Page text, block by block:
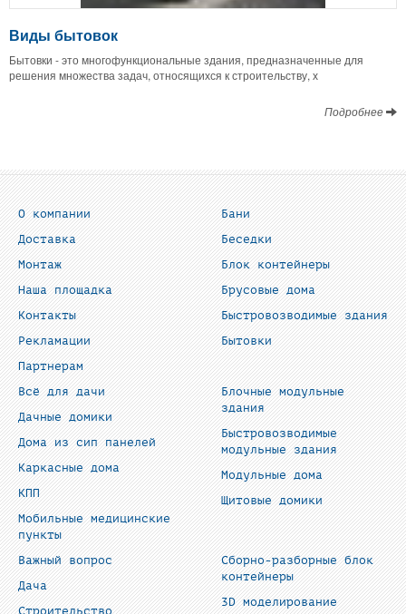
Виды бытовок
Бытовки - это многофункциональные здания, предназначенные для
решения множества задач, относящихся к строительству, х
Подробнее
О компании
Доставка
Монтаж
Наша площадка
Контакты
Рекламации
Партнерам
Бани
Беседки
Блок контейнеры
Брусовые дома
Быстровозводимые здания
Бытовки
Всё для дачи
Дачные домики
Дома из сип панелей
Каркасные дома
КПП
Мобильные медицинские
пункты
Блочные модульные
здания
Быстровозводимые
модульные здания
Модульные дома
Щитовые домики
Важный вопрос
Дача
Строительство
Сборно-разборные блок
контейнеры
3D моделирование